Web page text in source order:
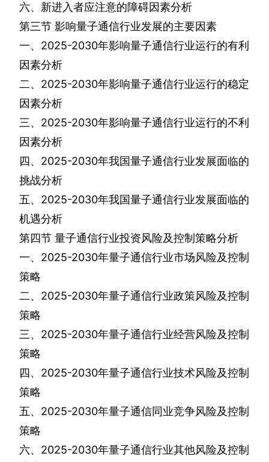
六、新进入者应注意的障碍因素分析
第三节 影响量子通信行业发展的主要因素
一、 2025-2030年影响量子通信行业运行的有利
因素分析
二、 2025-2030年影响量子通信行业运行的稳定
因素分析
三、 2025-2030年影响量子通信行业运行的不利
因素分析
四、 2025-2030年我国量子通信行业发展面临的
挑战分析
五、 2025-2030年我国量子通信行业发展面临的
机遇分析
第四节 量子通信行业投资风险及控制策略分析
一、 2025-2030年量子通信行业市场风险及控制
策略
二、 2025-2030年量子通信行业政策风险及控制
策略
三、 2025-2030年量子通信行业经营风险及控制
策略
四、 2025-2030年量子通信行业技术风险及控制
策略
五、 2025-2030年量子通信同业竞争风险及控制
策略
六、 2025-2030年量子通信行业其他风险及控制